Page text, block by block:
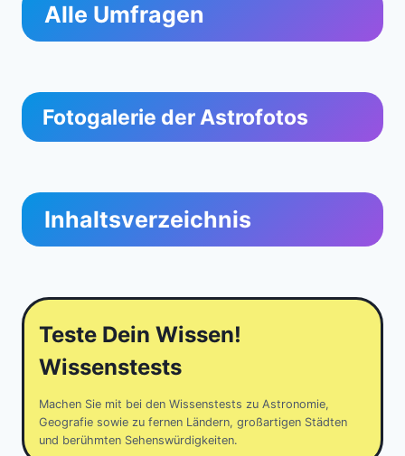
Alle Umfragen
Fotogalerie der Astrofotos
Inhaltsverzeichnis
Teste Dein Wissen!
Wissenstests
Machen Sie mit bei den Wissenstests zu Astronomie,
Geografie sowie zu fernen Ländern, großartigen Städten
und berühmten Sehenswürdigkeiten.